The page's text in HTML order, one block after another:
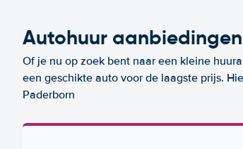
Autohuur
Of je nu op zoek bent naar een kleine
een geschikte auto voor de laagste prijs.
Paderborn